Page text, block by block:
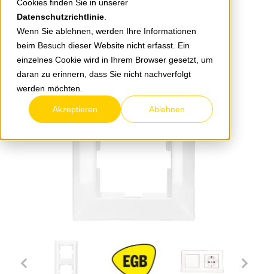
Cookies finden Sie in unserer
Datenschutzrichtlinie
Wenn Sie ablehnen, werden Ihre Informationen
beim Besuch dieser Website nicht erfasst. Ein
einzelnes Cookie wird in Ihrem Browser gesetzt, um
daran zu erinnern, dass Sie nicht nachverfolgt
werden möchten.
Akzeptieren Ablehnen